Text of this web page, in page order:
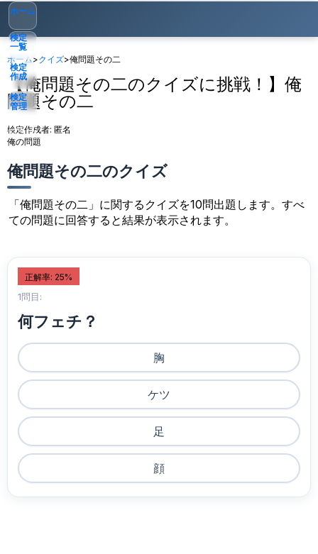
ホーム
検定
一覧
検定
作成
検定
管理
ゲスト▾
ホーム>クイズ>俺問題その二
【俺問題その二のクイズに挑戦！】俺
問題その二
検定作成者: 匿名
俺の問題
俺問題その二のクイズ
「俺問題その二」に関するクイズを10問出題します。すべ
ての問題に回答すると結果が表示されます。
正解率: 25%
1問目:
何フェチ？
胸
ケツ
足
顔